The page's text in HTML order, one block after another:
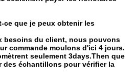
ce que je peux obtenir les
besoins du client, nous pouvons
commande moulons d'ici 4 jours.
seulement 3days.Then que
des échantillons pour vérifier la